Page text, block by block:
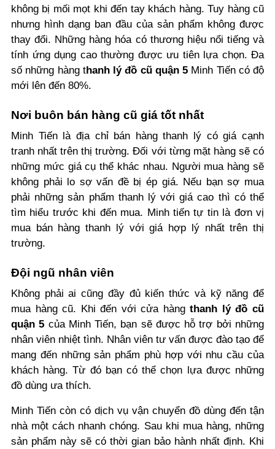
không bị mối mọt khi đến tay khách hàng. Tuy hàng cũ
nhưng hình dạng ban đầu của sản phẩm không được
thay đổi. Những hàng hóa có thương hiệu nổi tiếng và
tính ứng dụng cao thường được ưu tiên lựa chọn. Đa
số những hàng thanh lý đồ cũ quận 5 Minh Tiến có độ
mới lên đến 80%.
Nơi buôn bán hàng cũ giá tốt nhất
Minh Tiến là địa chỉ bán hàng thanh lý có giá cạnh
tranh nhất trên thị trường. Đối với từng mặt hàng sẽ có
những mức giá cụ thể khác nhau. Người mua hàng sẽ
không phải lo sợ vấn đề bị ép giá. Nếu bạn sợ mua
phải những sản phẩm thanh lý với giá cao thì có thể
tìm hiểu trước khi đến mua. Minh tiến tự tin là đơn vị
mua bán hàng thanh lý với giá hợp lý nhất trên thị
trường.
Đội ngũ nhân viên
Không phải ai cũng đầy đủ kiến thức và kỹ năng để
mua hàng cũ. Khi đến với cửa hàngthanh lý đồ cũ
quận 5 của Minh Tiến, bạn sẽ được hỗ trợ bởi những
nhân viên nhiệt tình. Nhân viên tư vấn được đào tạo để
mang đến những sản phẩm phù hợp với nhu cầu của
khách hàng. Từ đó bạn có thể chọn lựa được những
đồ dùng ưa thích.
Minh Tiến còn có dịch vụ vận chuyển đồ dùng đến tận
nhà một cách nhanh chóng. Sau khi mua hàng, những
sản phẩm này sẽ có thời gian bảo hành nhất định. Khi